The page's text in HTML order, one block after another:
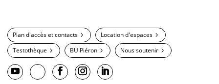
Plan d'accès et contacts
Location d'espaces
Testothèque
BU Piéron Nous soutenir